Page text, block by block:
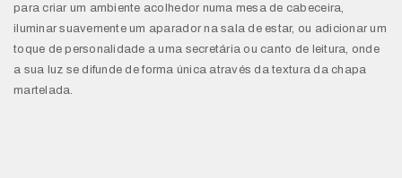
para criar um ambiente acolhedor numa mesa de cabeceira,
iluminar suavemente um aparador na sala de estar, ou adicionar um
toque de personalidade a uma secretária ou canto de leitura, onde
a sua luz se difunde de forma única através da textura da chapa
martelada.